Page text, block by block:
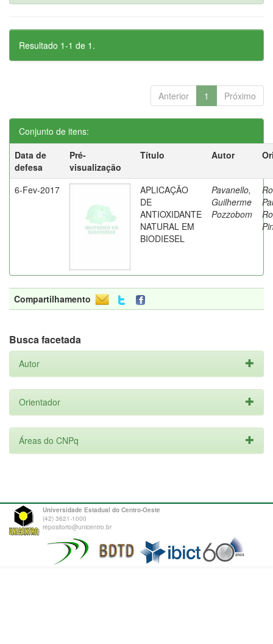
Resultado 1-1 de 1.
Anterior 1 Próximo
Conjunto de itens:
Data de
defesa
Pré-
visualização
Título Autor
6-Fev-2017
APLICAÇÃO
DE
ANTIOXIDANTE
NATURAL EM
BIODIESEL
Pavanello,
Guilherme
Pozzobom
Compartilhamento
Busca facetada
Autor
Orientador
Áreas do CNPq
Universidade Estadual do Centro-Oeste
(42) 3621-1000
repositorio@unicentro.br